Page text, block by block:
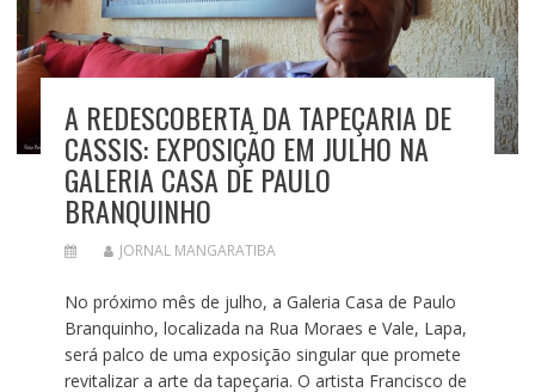
A REDESCOBERTA DA TAPEÇARIA DE
CASSIS: EXPOSIÇÃO EM JULHO NA
GALERIA CASA DE PAULO
BRANQUINHO
JORNAL MANGARATIBA
No próximo mês de julho, a Galeria Casa de Paulo
Branquinho, localizada na Rua Moraes e Vale, Lapa,
será palco de uma exposição singular que promete
revitalizar a arte da tapeçaria. O artista Francisco de